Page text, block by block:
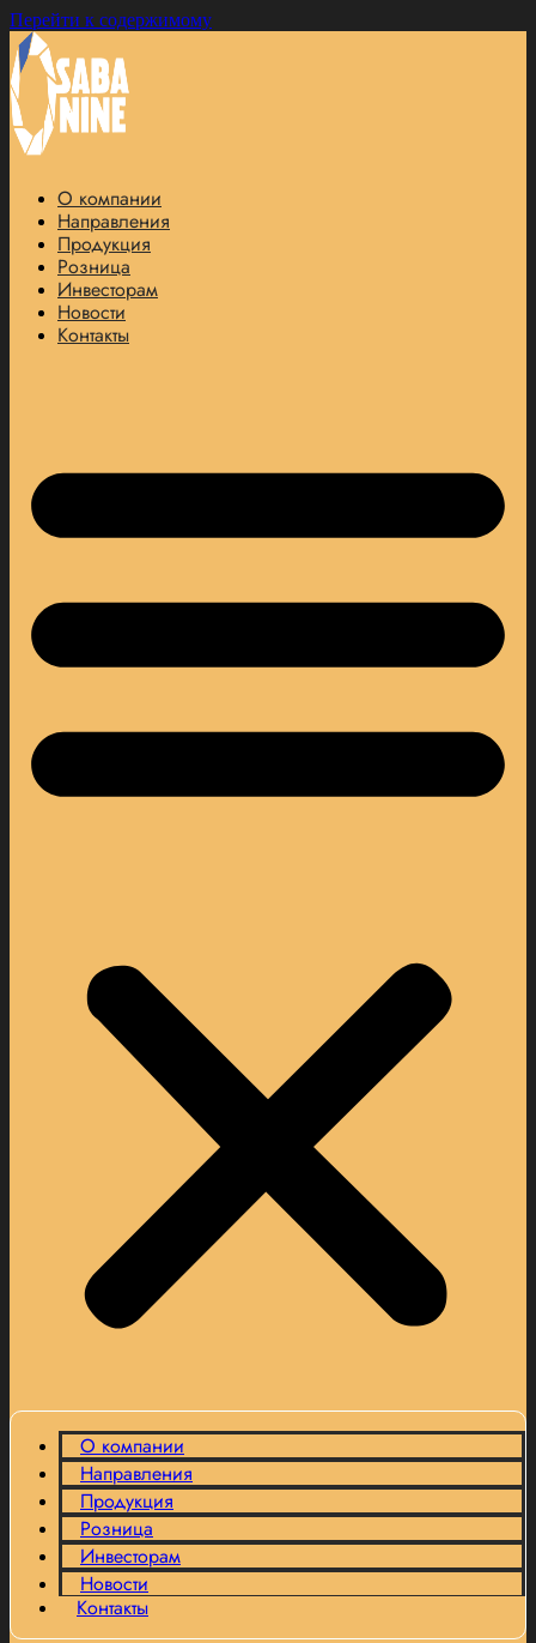
Перейти к содержимому
О компании
Направления
Продукция
Розница
Инвесторам
Новости
Контакты
О компании
Направления
Продукция
Розница
Инвесторам
Новости
Контакты